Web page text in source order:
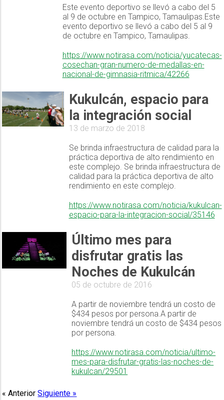
Este evento deportivo se llevó a cabo del 5
al 9 de octubre en Tampico, Tamaulipas.Este
evento deportivo se llevó a cabo del 5 al 9
de octubre en Tampico, Tamaulipas.
https://www.notirasa.com/noticia/yucatecas-
cosechan-gran-numero-de-medallas-en-
nacional-de-gimnasia-ritmica/42266
Kukulcán, espacio para
la integración social
13 de marzo de 2018
Se brinda infraestructura de calidad para la
práctica deportiva de alto rendimiento en
este complejo. Se brinda infraestructura de
calidad para la práctica deportiva de alto
rendimiento en este complejo.
https://www.notirasa.com/noticia/kukulcan-
espacio-para-la-integracion-social/35146
Último mes para
disfrutar gratis las
Noches de Kukulcán
05 de octubre de 2016
A partir de noviembre tendrá un costo de
$434 pesos por persona.A partir de
noviembre tendrá un costo de $434 pesos
por persona.
https://www.notirasa.com/noticia/ultimo-
mes-para-disfrutar-gratis-las-noches-de-
kukulcan/29501
« AnteriorSiguiente »